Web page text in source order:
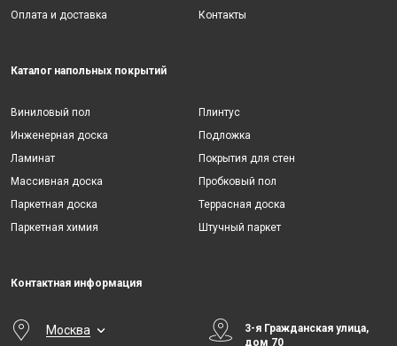
Оплата и доставка
Контакты
Каталог напольных покрытий
Виниловый пол
Инженерная доска
Ламинат
Массивная доска
Паркетная доска
Паркетная химия
Плинтус
Подложка
Покрытия для стен
Пробковый пол
Террасная доска
Штучный паркет
Контактная информация
Москва
3-я Гражданская улица,
дом 70